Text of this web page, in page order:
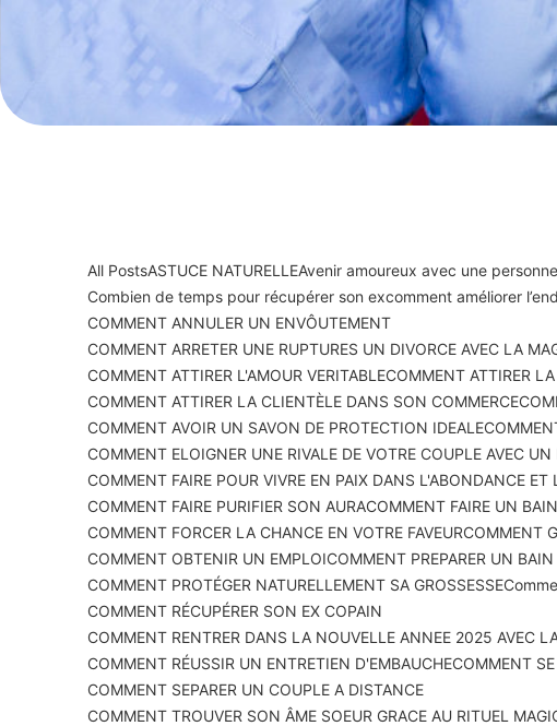
All PostsASTUCE NATURELLEAvenir amoureux avec une personne
Combien de temps pour récupérer son excomment améliorer
COMMENT ANNULER UN ENVÔUTEMENT
COMMENT ARRETER UNE RUPTURES UN DIVORCE AVEC LA
COMMENT ATTIRER L'AMOUR VERITABLECOMMENT ATTIRER
COMMENT ATTIRER LA CLIENTÈLE DANS SON COMMERCE
COMMENT AVOIR UN SAVON DE PROTECTION IDEALE
COMMENT ELOIGNER UNE RIVALE DE VOTRE COUPLE AVEC
COMMENT FAIRE POUR VIVRE EN PAIX DANS L'ABONDANCE ET
COMMENT FAIRE PURIFIER SON AURACOMMENT FAIRE UN
COMMENT FORCER LA CHANCE EN VOTRE FAVEURCOMMENT
COMMENT OBTENIR UN EMPLOICOMMENT PREPARER UN
COMMENT PROTÉGER NATURELLEMENT SA GROSSESSE
COMMENT RÉCUPÉRER SON EX COPAIN
COMMENT RENTRER DANS LA NOUVELLE ANNEE 2025 AVEC
COMMENT RÉUSSIR UN ENTRETIEN D'EMBAUCHECOMMENT SE
COMMENT SEPARER UN COUPLE A DISTANCE
COMMENT TROUVER SON ÂME SOEUR GRACE AU RITUEL